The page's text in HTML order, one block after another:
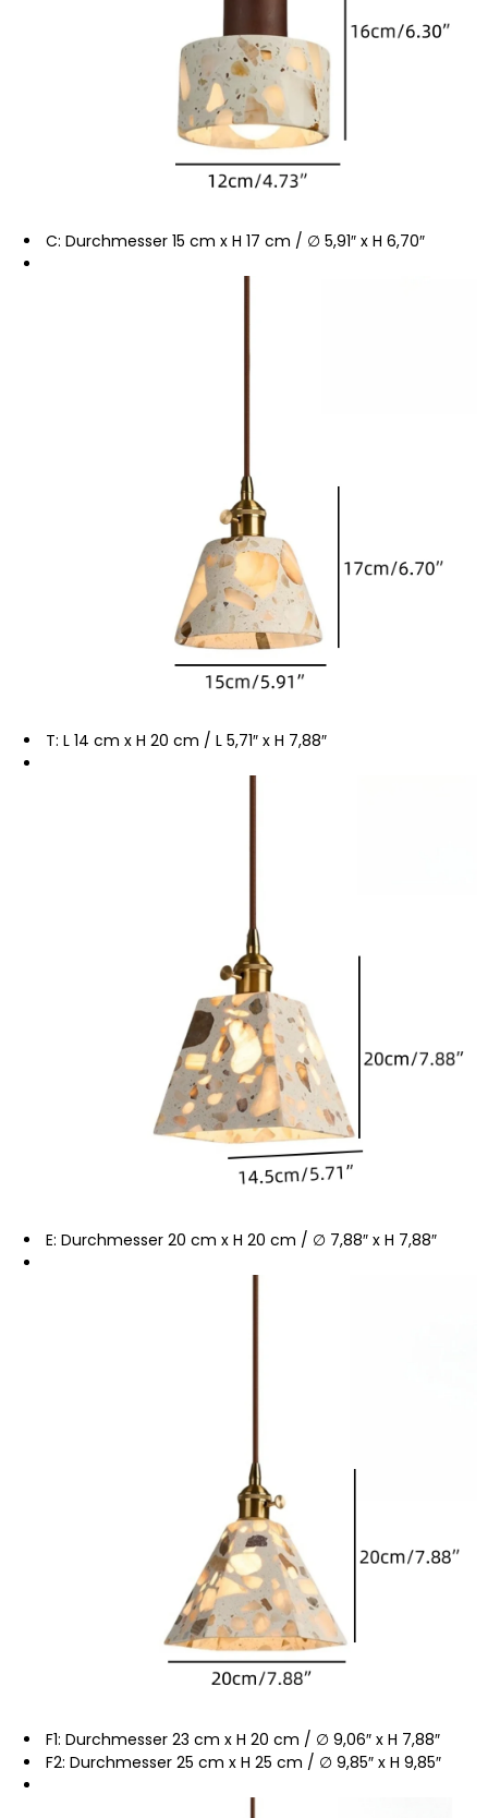
C: Durchmesser 15 cm x H 17 cm / ∅ 5,91″ x H 6,70″
T: L 14 cm x H 20 cm / L 5,71″ x H 7,88″
E: Durchmesser 20 cm x H 20 cm / ∅ 7,88″ x H 7,88″
F1: Durchmesser 23 cm x H 20 cm / ∅ 9,06″ x H 7,88″
F2: Durchmesser 25 cm x H 25 cm / ∅ 9,85″ x H 9,85″